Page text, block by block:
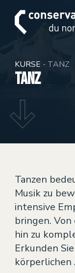
News
Über uns
KURSE
Musik
Tanz
Theater
DE EN
KURSE - TANZ
Tanz
Tanzen
Musik zu
intensive
bringen.
hin zu
Erkunden
körperlichen